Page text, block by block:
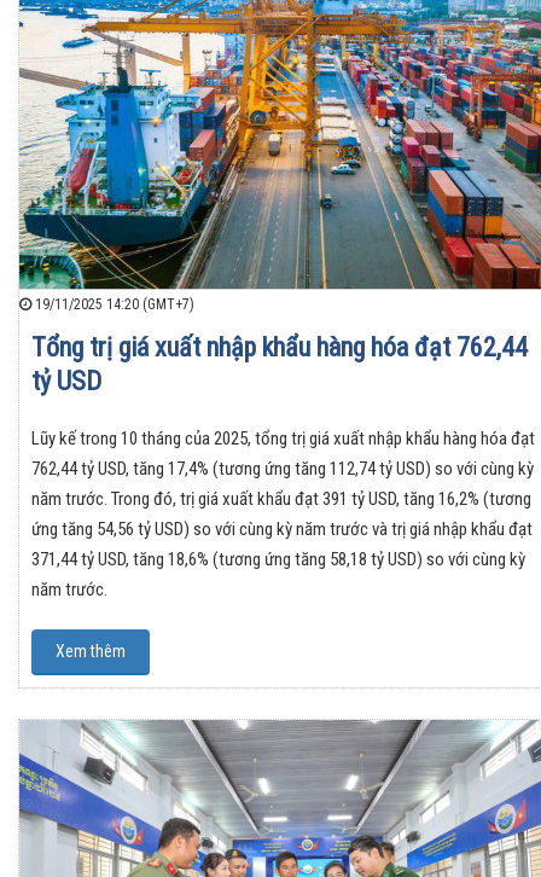
19/11/2025 14:20 (GMT+7)
Tổng trị giá xuất nhập khẩu hàng hóa đạt 762,44
tỷ USD
Lũy kế trong 10 tháng của 2025, tổng trị giá xuất nhập khẩu hàng hóa đạt
762,44 tỷ USD, tăng 17,4% (tương ứng tăng 112,74 tỷ USD) so với cùng kỳ
năm trước. Trong đó, trị giá xuất khẩu đạt 391 tỷ USD, tăng 16,2% (tương
ứng tăng 54,56 tỷ USD) so với cùng kỳ năm trước và trị giá nhập khẩu đạt
371,44 tỷ USD, tăng 18,6% (tương ứng tăng 58,18 tỷ USD) so với cùng kỳ
năm trước.
Xem thêm